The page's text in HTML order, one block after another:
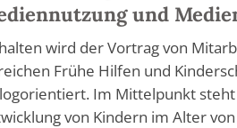
und
wird der Vortrag von
Frühe Hilfen und
Im Mittelpunkt
von Kindern im Alter